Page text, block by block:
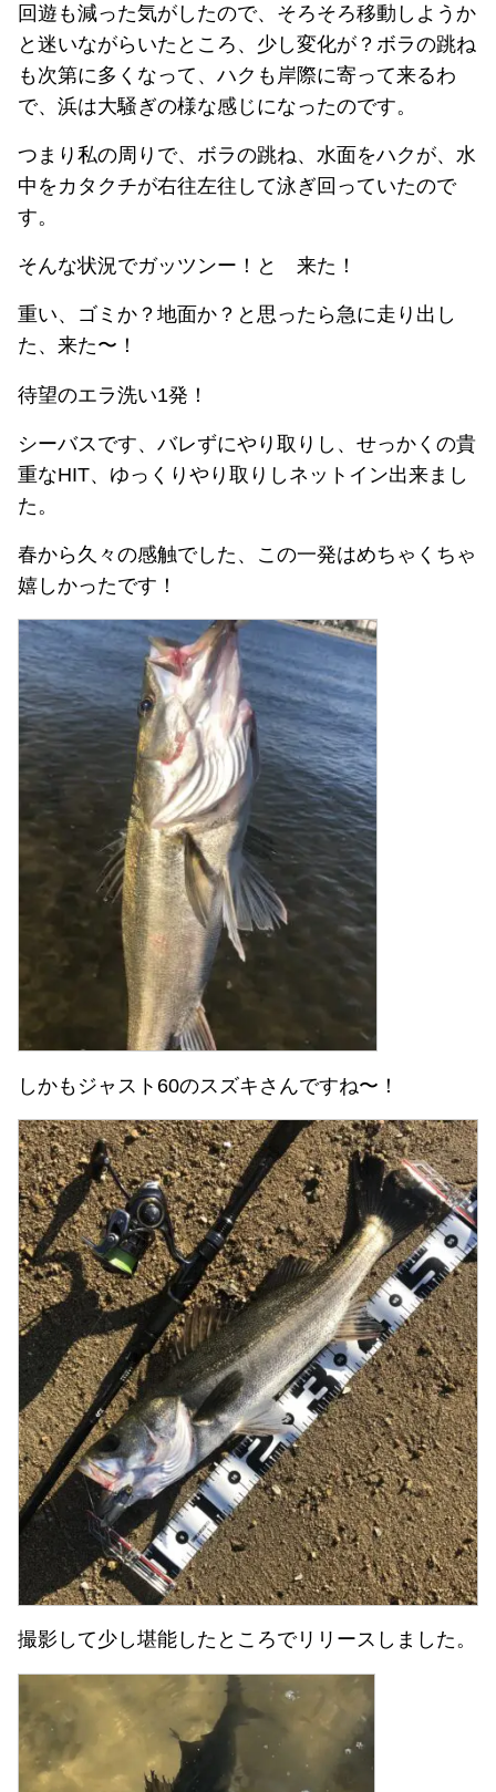
回遊も減った気がしたので、そろそろ移動しようか
と迷いながらいたところ、少し変化が？ボラの跳ね
も次第に多くなって、ハクも岸際に寄って来るわ
で、浜は大騒ぎの様な感じになったのです。
つまり私の周りで、ボラの跳ね、水面をハクが、水
中をカタクチが右往左往して泳ぎ回っていたので
す。
そんな状況でガッツンー！と 来た！
重い、ゴミか？地面か？と思ったら急に走り出し
た、来た〜！
待望のエラ洗い1発！
シーバスです、バレずにやり取りし、せっかくの貴
重なHIT、ゆっくりやり取りしネットイン出来まし
た。
春から久々の感触でした、この一発はめちゃくちゃ
嬉しかったです！
しかもジャスト60のスズキさんですね〜！
撮影して少し堪能したところでリリースしました。